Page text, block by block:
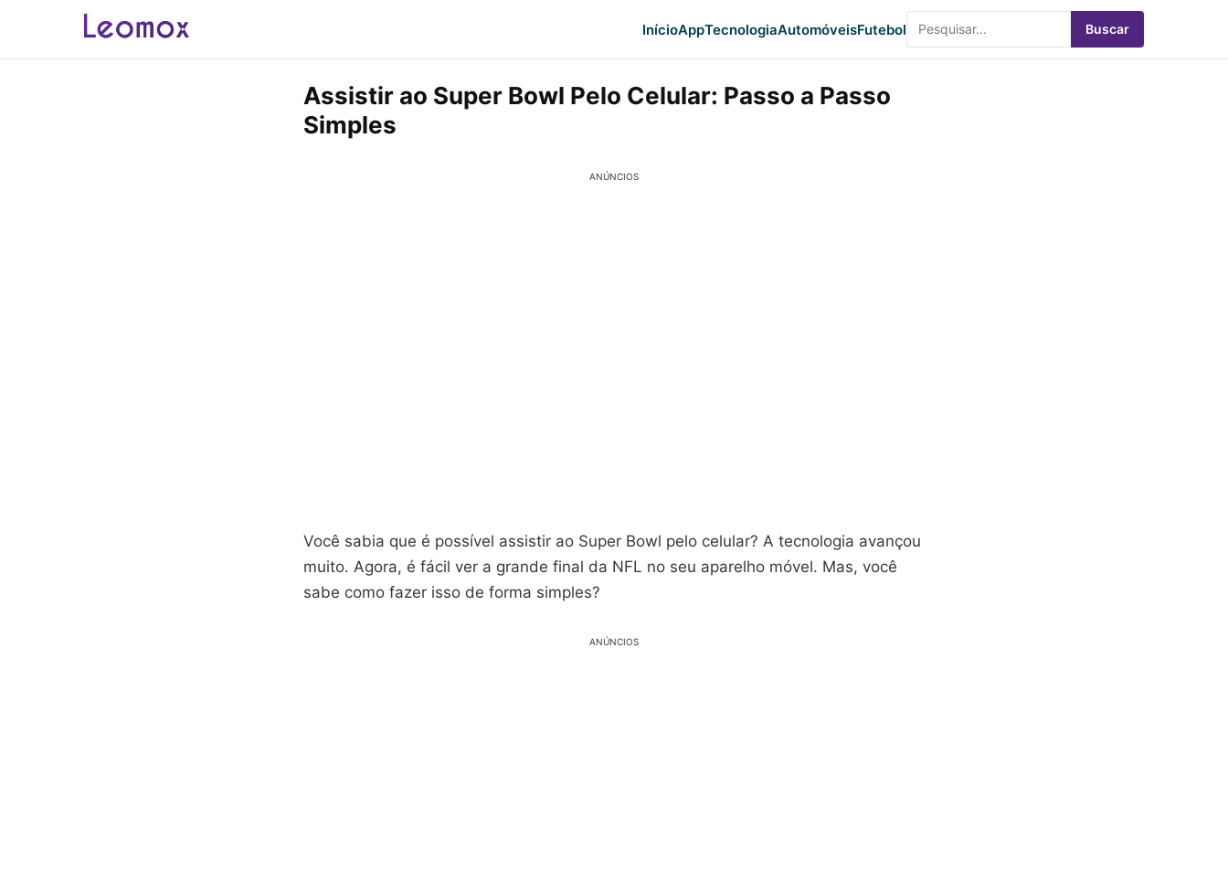
InícioAppTecnologiaAutomóveisFutebol Buscar
Assistir ao Super Bowl Pelo Celular: Passo a Passo
Simples
ANÚNCIOS
Você sabia que é possível assistir ao Super Bowl pelo celular? A tecnologia avançou
muito. Agora, é fácil ver a grande final da NFL no seu aparelho móvel. Mas, você
sabe como fazer isso de forma simples?
ANÚNCIOS